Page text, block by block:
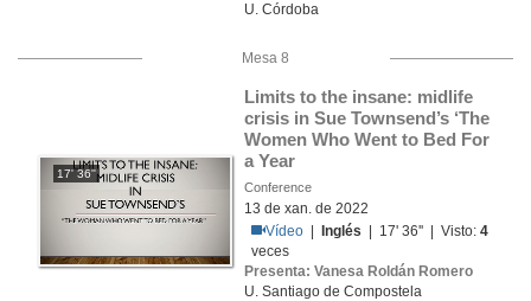
U. Córdoba
Mesa 8
17' 36''
Limits to the insane: midlife
crisis in Sue Townsend’s ‘The
Women Who Went to Bed For
a Year
Conference
13 de xan. de 2022
Vídeo
Inglés | 17' 36'' | Visto:4
veces
Presenta: Vanesa Roldán Romero
U. Santiago de Compostela